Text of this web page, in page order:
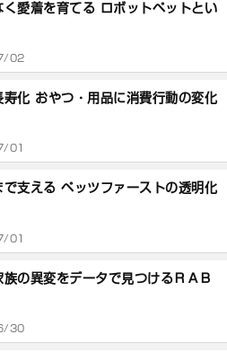
く愛着を育てる ロボットペットとい
02
寿化 おやつ・用品に消費行動の変化
01
で支える ペッツファーストの透明化
01
族の異変をデータで見つけるＲＡＢ
30